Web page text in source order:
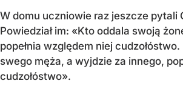
W domu uczniowie raz jeszcze pytali
Powiedział im: «Kto oddala swoją
popełnia względem niej
swego męża, a wyjdzie za innego,
cudzołóstwo».